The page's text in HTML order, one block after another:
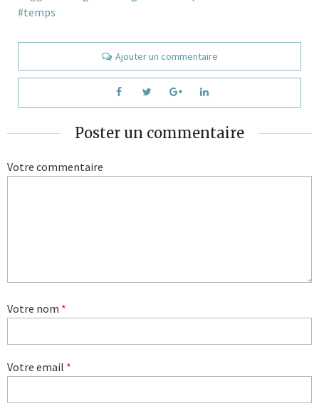
temps
Ajouter un commentaire
Poster un commentaire
Votre commentaire
Votre nom *
Votre email *